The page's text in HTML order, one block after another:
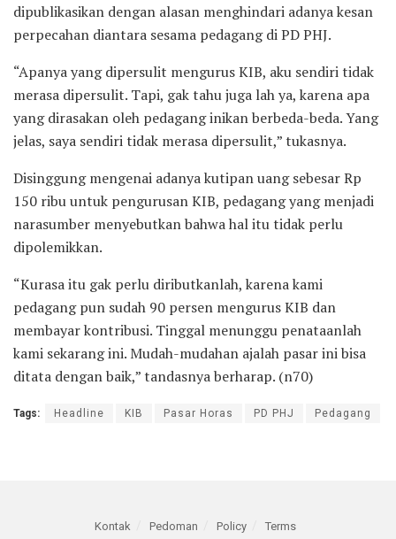
dipublikasikan dengan alasan menghindari adanya kesan
perpecahan diantara sesama pedagang di PD PHJ.
“Apanya yang dipersulit mengurus KIB, aku sendiri tidak
merasa dipersulit. Tapi, gak tahu juga lah ya, karena apa
yang dirasakan oleh pedagang inikan berbeda-beda. Yang
jelas, saya sendiri tidak merasa dipersulit,” tukasnya.
Disinggung mengenai adanya kutipan uang sebesar Rp
150 ribu untuk pengurusan KIB, pedagang yang menjadi
narasumber menyebutkan bahwa hal itu tidak perlu
dipolemikkan.
“Kurasa itu gak perlu diributkanlah, karena kami
pedagang pun sudah 90 persen mengurus KIB dan
membayar kontribusi. Tinggal menunggu penataanlah
kami sekarang ini. Mudah-mudahan ajalah pasar ini bisa
ditata dengan baik,” tandasnya berharap. (n70)
Tags: Headline KIB Pasar Horas PD PHJ Pedagang
Kontak Pedoman Policy Terms